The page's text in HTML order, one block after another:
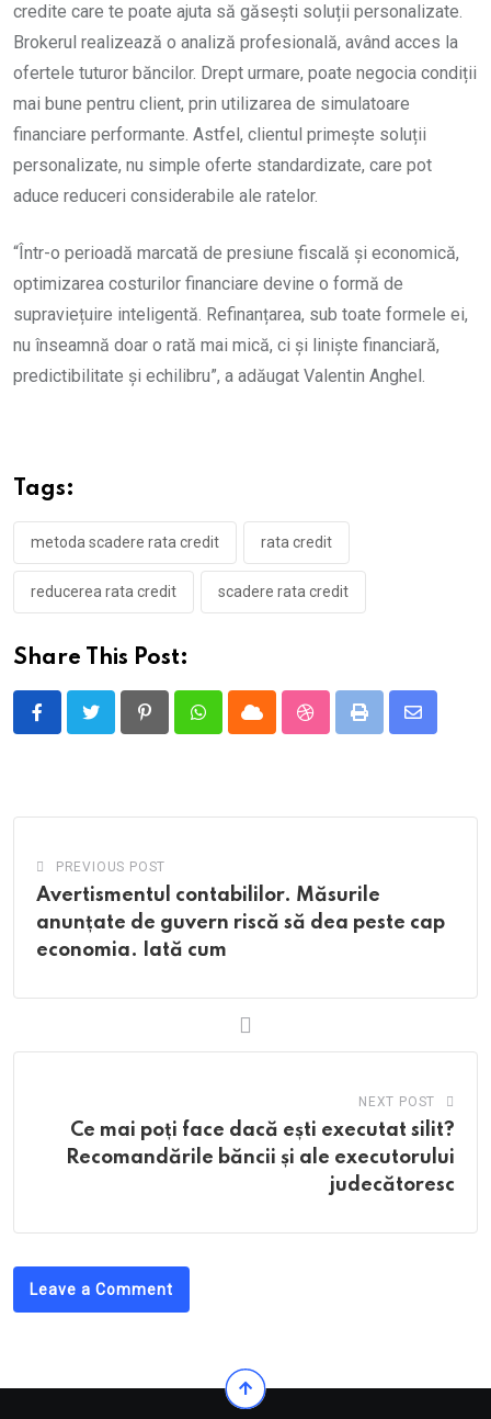
credite care te poate ajuta să găsești soluții personalizate.
Brokerul realizează o analiză profesională, având acces la
ofertele tuturor băncilor. Drept urmare, poate negocia condiții
mai bune pentru client, prin utilizarea de simulatoare
financiare performante. Astfel, clientul primește soluții
personalizate, nu simple oferte standardizate, care pot
aduce reduceri considerabile ale ratelor.
“Într-o perioadă marcată de presiune fiscală și economică,
optimizarea costurilor financiare devine o formă de
supraviețuire inteligentă. Refinanțarea, sub toate formele ei,
nu înseamnă doar o rată mai mică, ci și liniște financiară,
predictibilitate și echilibru”, a adăugat Valentin Anghel.
Tags:
metoda scadere rata credit rata credit
reducerea rata credit scadere rata credit
Share This Post:
PinterestWhatsappCloud StumbleUpon
Print
Share
PREVIOUS POST
Avertismentul contabililor. Măsurile
anunțate de guvern riscă să dea peste cap
economia. Iată cum
NEXT POST
Ce mai poți face dacă ești executat silit?
Recomandările băncii și ale executorului
judecătoresc
Leave a Comment